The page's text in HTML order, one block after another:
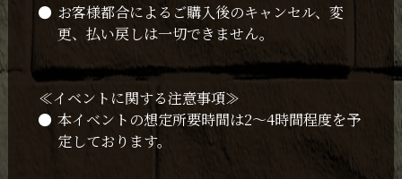
お客様都合によるご購入後のキャンセル、変
更、払い戻しは一切できません。
≪イベントに関する注意事項≫
本イベントの想定所要時間は2～4時間程度を予
定しております。